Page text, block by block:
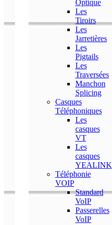
Optique
Les
Tiroirs
Les
Jarretières
Les
Pigtails
Les
Traversées
Manchon
Splicing
Casques
Téléphoniques
Les
casques
VT
Les
casques
YEALINK
Téléphonie
VOIP
Standard
VoIP
Passerelles
VoIP